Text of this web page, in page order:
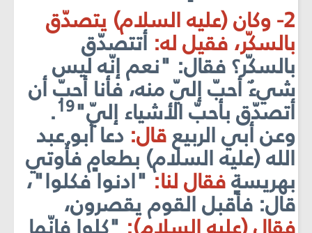
2- وكان (عليه السلام) يتصدّق
بالسكّر، فقيل له: أتتصدّق
بالسكّر؟ فقال: "نعم إنّه ليس
شيءٌ أحبّ إليّ منه، فأنا أحبّ أن
أتصدّق بأحبّ الأشياء إليّ"19
.
وعن أبي الربيعقال: دعا أبو عبد
الله (عليه السلام) بطعامٍ فأُوتي
بهريسةٍفقال لنا: "ادنوا فكلوا"،
قال: فأقبل القوم يقصرون،